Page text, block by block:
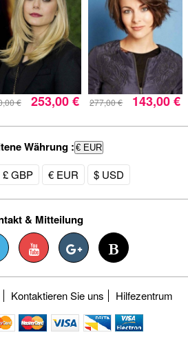
€ 253,00 € 277,00 € 143,00 €
Währung :€ EUR
£ GBP € EUR $ USD
& Mitteilung
Kontaktieren Sie uns Hilfezentrum